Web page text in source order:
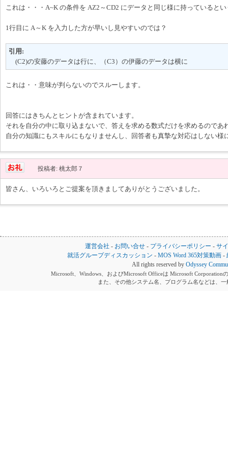
これは・・・A~K の条件を AZ2～CD2 にデータと同じ様に持っていると
1行目に A～K を入力した方が早いし見やすいのでは？
引用:
(C2)の安藤のデータは行に、（C3）の伊藤のデータは横に
これは・・意味が判らないのでスルーします。
回答にはきちんとヒントが含まれています。
それを自分の中に取り込まないで、答えを求める数式だけを求めるのであ
自分の知識にもスキルにもなりませんし、回答者も真摯な対応はしない様
投稿者: 桃太郎７
皆さん、いろいろとご提案を頂きましてありがとうございました。
運営会社 - お問い合せ - プライバシーポリシー - サ
就活グループディスカッション -MOS Word 365対策動画 -
All rights reserved by Odyssey
Microsoft、Windows、およびMicrosoft Officeは Microsoft Corporation
また、その他システム名、プログラム名などは、